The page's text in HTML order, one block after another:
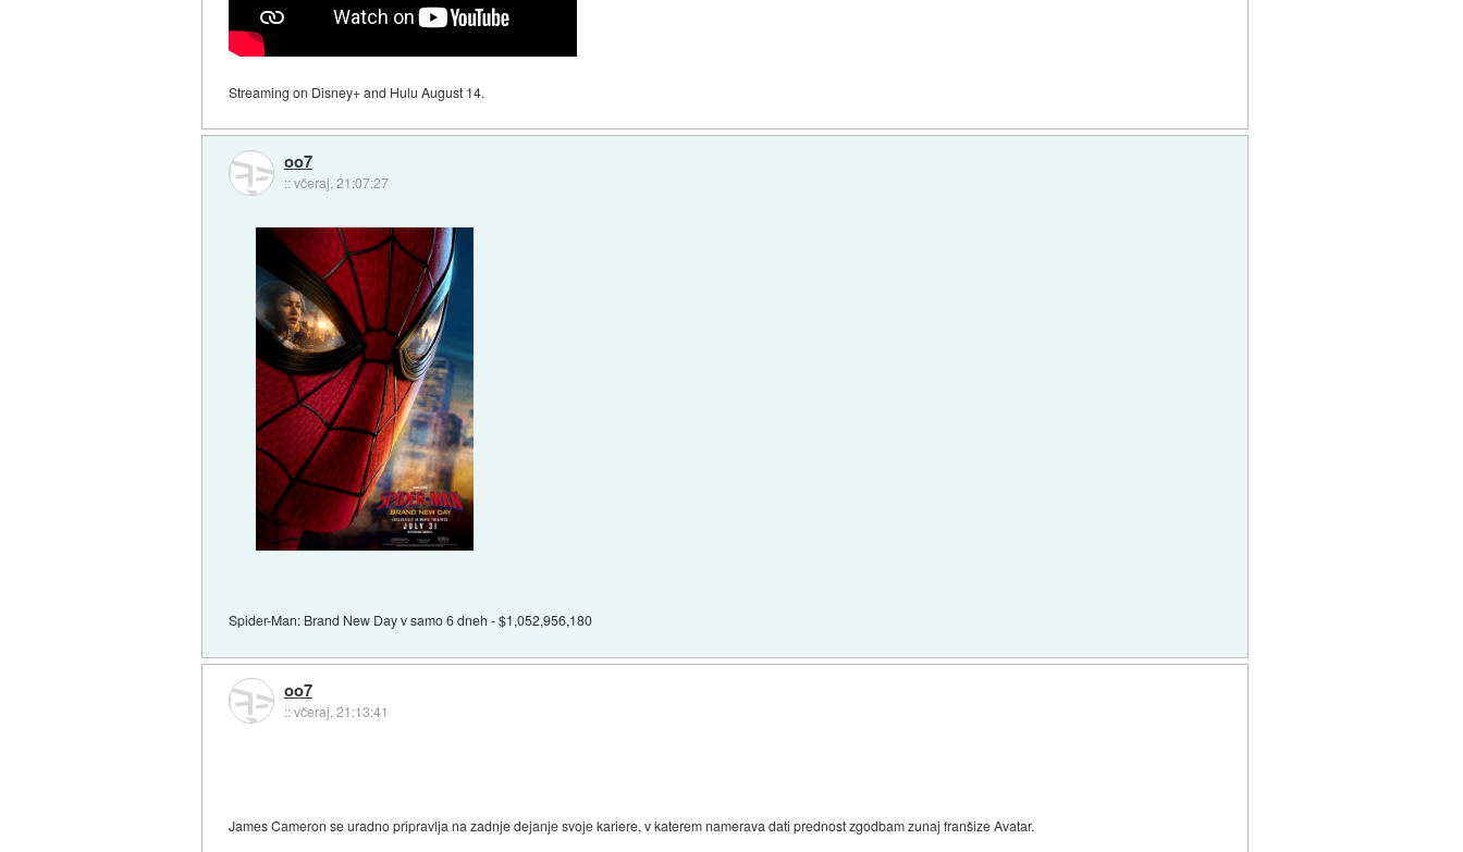
Streaming on Disney+ and Hulu August 14.
oo7
::včeraj, 21:07:27
Spider-Man: Brand New Day v samo 6 dneh - $1,052,956,180
oo7
::včeraj, 21:13:41
James Cameron se uradno pripravlja na zadnje dejanje svoje kariere, v katerem namerava dati prednost zgodbam zunaj franšize Avatar.